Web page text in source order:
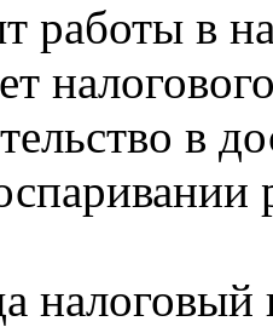
работы в
в
налоговый